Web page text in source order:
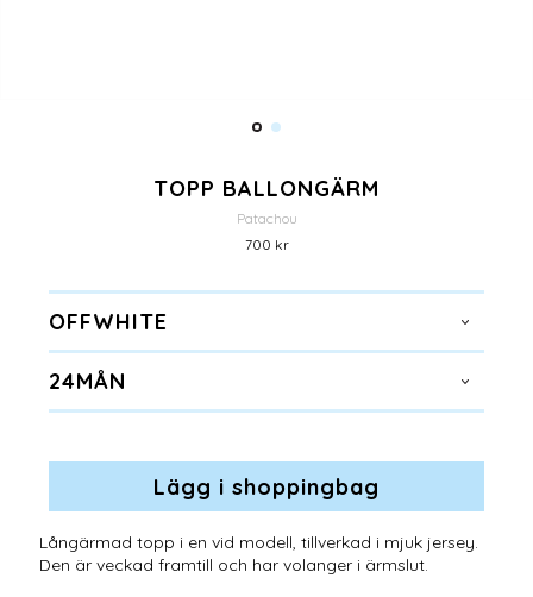
TOPP BALLONGÄRM
Patachou
700 kr
OFFWHITE
24MÅN
Långärmad topp i en vid modell, tillverkad i mjuk jersey.
Den är veckad framtill och har volanger i ärmslut.